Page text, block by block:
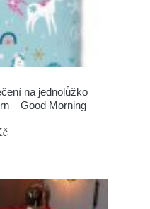
na jednolůžko
– Good Morning